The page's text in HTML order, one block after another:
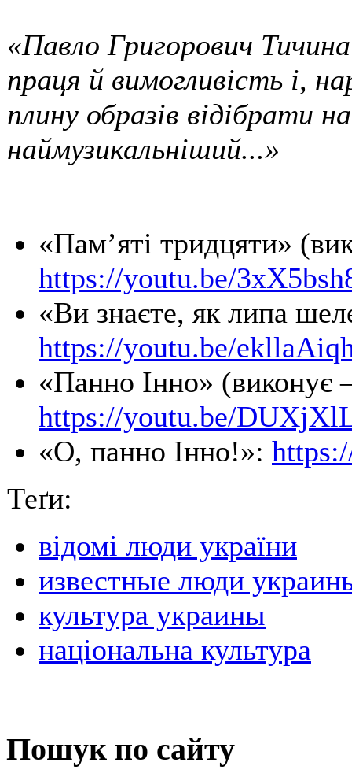
«Павло Григорович
праця й вимогливість і,
плину образів відібрати
наймузикальніший...»
«Пам’яті тридцяти»
https://youtu.be/
«Ви знаєте, як липа
https://youtu.be/
«Панно Інно» (виконує
https://youtu.be/
«О, панно Інно!»:
Теґи:
відомі люди україни
известные люди
культура украины
національна культура
Пошук по сайту